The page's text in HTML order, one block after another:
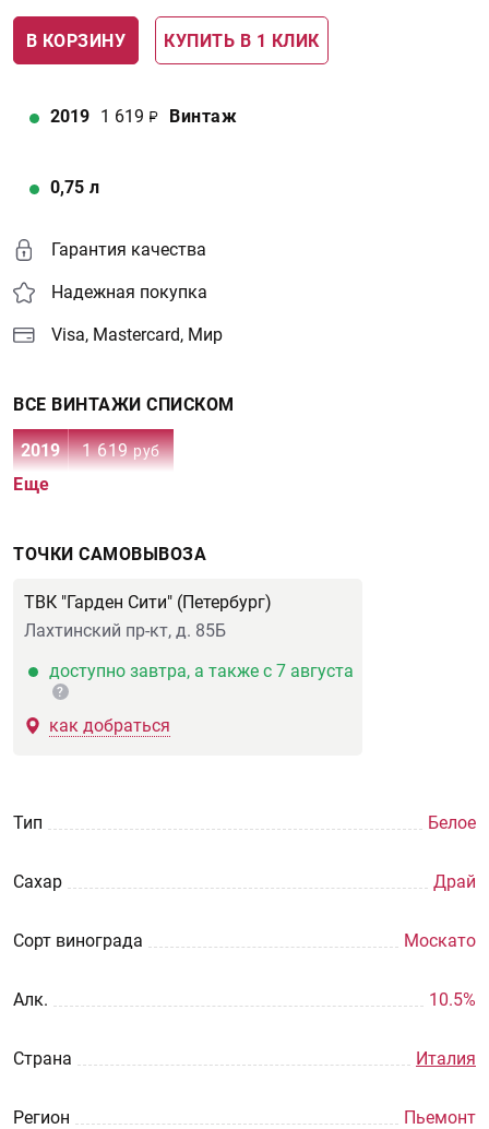
В КОРЗИНУ КУПИТЬ В 1 КЛИК
2019 1 619 Винтаж
0,75 л
Гарантия качества
Надежная покупка
Visa, Mastercard, Мир
ВСЕ ВИНТАЖИ СПИСКОМ
2019 1 619руб
Еще
ТОЧКИ САМОВЫВОЗА
ТВК "Гарден Сити" (Петербург)
Лахтинский пр-кт, д. 85Б
доступно завтра, а также с 7 августа
?
как добраться
Тип Белое
Сахар Драй
Сорт винограда Москато
Aлк. 10.5%
Страна Италия
Регион Пьемонт